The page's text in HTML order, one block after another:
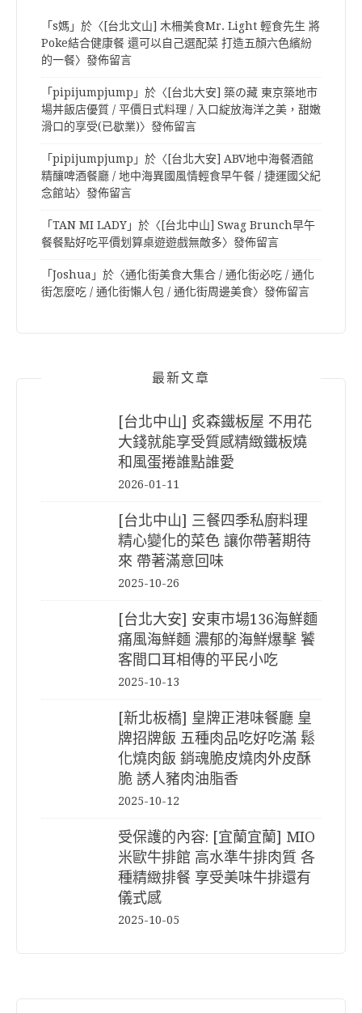
「s媽 」於〈 [台北文山] 木柵美食Mr. Light 輕食先生 將
Poke結合健康餐 還可以自己選配菜 打造五顏六色繽紛
的一餐〉發佈留言
「pipijumpjump 」於〈 [台北大安] 築の藏 東京築地市
場丼飯店優質 / 平價日式料理 / 入口綻放海洋之美，甜嫩
滑口的享受(已歇業)〉發佈留言
「pipijumpjump 」於〈 [台北大安] ABV地中海餐酒館
精釀啤酒餐廳 / 地中海異國風情輕食早午餐 / 捷運國父紀
念館站〉發佈留言
「TAN MI LADY」於〈 [台北中山] Swag Brunch早午
餐餐點好吃平價划算桌遊遊戲無敵多〉發佈留言
「Joshua 」於〈通化街美食大集合 / 通化街必吃 / 通化
街怎麼吃 / 通化街懶人包 / 通化街周邊美食〉發佈留言
最新文章
[台北中山] 炙森鐵板屋 不用花
大錢就能享受質感精緻鐵板燒
和風蛋捲誰點誰愛
2026-01-11
[台北中山] 三餐四季私廚料理
精心變化的菜色 讓你帶著期待
來 帶著滿意回味
2025-10-26
[台北大安] 安東市場136海鮮麵
痛風海鮮麵 濃郁的海鮮爆擊 饕
客間口耳相傳的平民小吃
2025-10-13
[新北板橋] 皇牌正港味餐廳 皇
牌招牌飯 五種肉品吃好吃滿 鬆
化燒肉飯 銷魂脆皮燒肉外皮酥
脆 誘人豬肉油脂香
2025-10-12
受保護的內容: [宜蘭宜蘭] MIO
米歐牛排館 高水準牛排肉質 各
種精緻排餐 享受美味牛排還有
儀式感
2025-10-05